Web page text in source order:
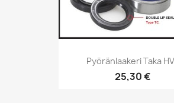
Pyöränlaakeri Taka
25,30 €